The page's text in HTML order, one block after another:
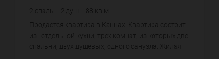
2 спаль. 2 душ. 88 кв.м.
Продается квартира в Каннах. Квартира состоит
из : отдельной кухни, трех комнат, из которых две
спальни, двух душевых, одного санузла. Жилая